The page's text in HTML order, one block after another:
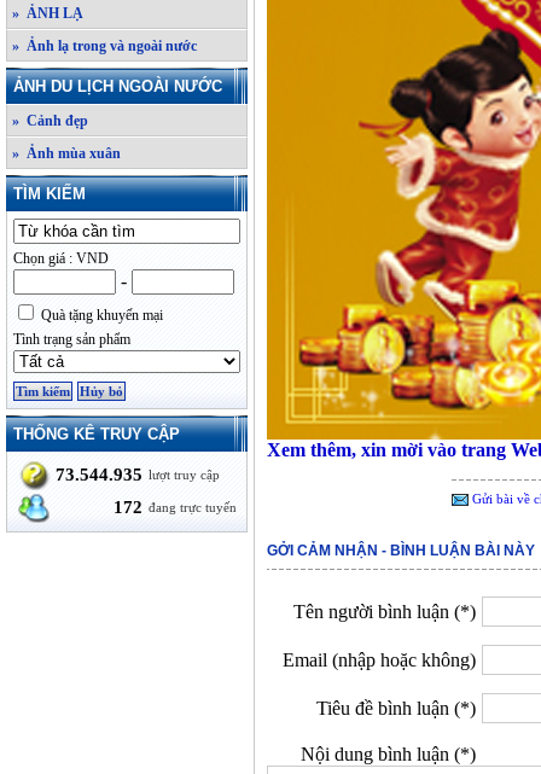
» ẢNH LẠ
» Ảnh lạ trong và ngoài nước
ẢNH DU LỊCH NGOÀI NƯỚC
» Cảnh đẹp
» Ảnh mùa xuân
TÌM KIẾM
Chọn giá : VND
-
Quà tặng khuyến mại
Tình trạng sản phẩm
THỐNG KÊ TRUY CẬP
73.544.935 lượt truy cập
172 đang trực tuyến
Xem thêm, xin mời vào trang
Gửi bài về
GỞI CẢM NHẬN - BÌNH LUẬN BÀI NÀY
Tên người bình luận (*)
Email (nhập hoặc không)
Tiêu đề bình luận (*)
Nội dung bình luận (*)